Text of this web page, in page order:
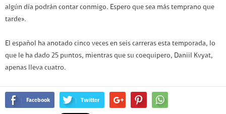
algún día podrán contar conmigo. Espero que sea más temprano que
tarde».
El español ha anotado cinco veces en seis carreras esta temporada, lo
que le ha dado 25 puntos, mientras que su coequipero, Daniil Kvyat,
apenas lleva cuatro.
Facebook Twitter